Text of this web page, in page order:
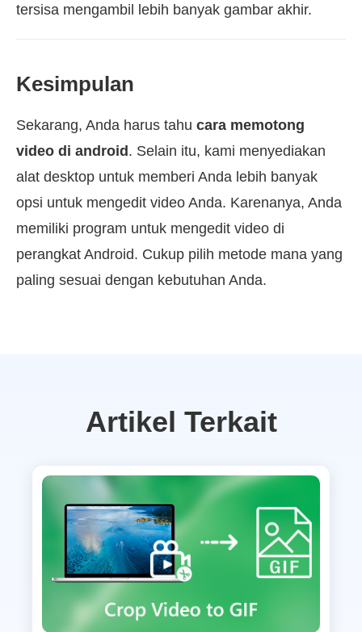
tersisa mengambil lebih banyak gambar akhir.
Kesimpulan
Sekarang, Anda harus tahu cara memotong
video di android. Selain itu, kami menyediakan
alat desktop untuk memberi Anda lebih banyak
opsi untuk mengedit video Anda. Karenanya, Anda
memiliki program untuk mengedit video di
perangkat Android. Cukup pilih metode mana yang
paling sesuai dengan kebutuhan Anda.
Artikel Terkait